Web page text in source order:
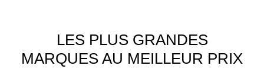
LES PLUS GRANDES
MARQUES AU MEILLEUR PRIX